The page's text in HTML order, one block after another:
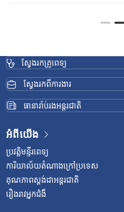
ស្វែងរកគ្រូពេទ្យ
ស្វែងរកពីការងារ
ធានារ៉ាប់រងអន្តរជាតិ
អំពីយើង
ប្រវត្តិមន្ទីរពេទ្យ
ការិយាល័យតំណាងក្រៅប្រទេស
គុណភាពស្តង់ដាអន្តរជាតិ
រឿងរាវអ្នកជំងឺ